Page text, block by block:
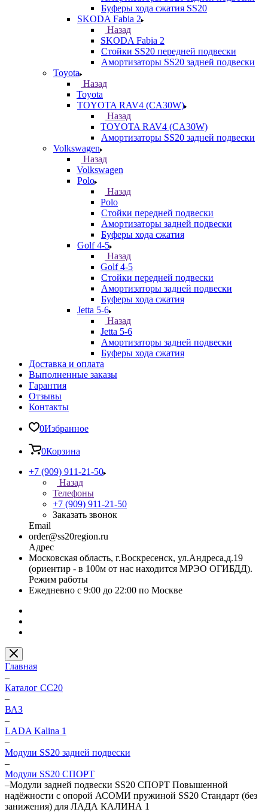
Буферы хода сжатия SS20
SKODA Fabia 2
Назад
SKODA Fabia 2
Стойки SS20 передней подвески
Амортизаторы SS20 задней подвески
Toyota
Назад
Toyota
TOYOTA RAV4 (CA30W)
Назад
TOYOTA RAV4 (CA30W)
Амортизаторы SS20 задней подвески
Volkswagen
Назад
Volkswagen
Polo
Назад
Polo
Стойки передней подвески
Амортизаторы задней подвески
Буферы хода сжатия
Golf 4-5
Назад
Golf 4-5
Стойки передней подвески
Амортизаторы задней подвески
Буферы хода сжатия
Jetta 5-6
Назад
Jetta 5-6
Амортизаторы задней подвески
Буферы хода сжатия
Доставка и оплата
Выполненные заказы
Гарантия
Отзывы
Контакты
0Избранное
0Корзина
+7 (909) 911-21-50
Назад
Телефоны
+7 (909) 911-21-50
Заказать звонок
Email
order@ss20region.ru
Адрес
Московская область, г.Воскресенск, ул.Андреса,д.19
(ориентир - в 100м от нас находится МРЭО ОГИБДД).
Режим работы
Ежедневно с 9:00 до 22:00 по Москве
Главная
–
Каталог CC20
–
ВАЗ
–
LADA Kalina 1
–
Модули SS20 задней подвески
–
Модули SS20 СПОРТ
–Модули задней подвески SS20 СПОРТ Повышенной
надёжности с опорой АСОМИ пружиной SS20 Стандарт (без
занижения) для ЛАДА КАЛИНА 1